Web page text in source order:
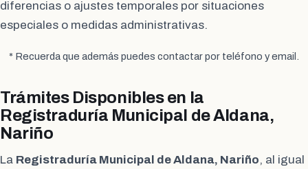
diferencias o ajustes temporales por situaciones
especiales o medidas administrativas.
* Recuerda que además puedes contactar por teléfono y email.
Trámites Disponibles en la
Registraduría Municipal de Aldana,
Nariño
La Registraduría Municipal de Aldana, Nariño, al igual